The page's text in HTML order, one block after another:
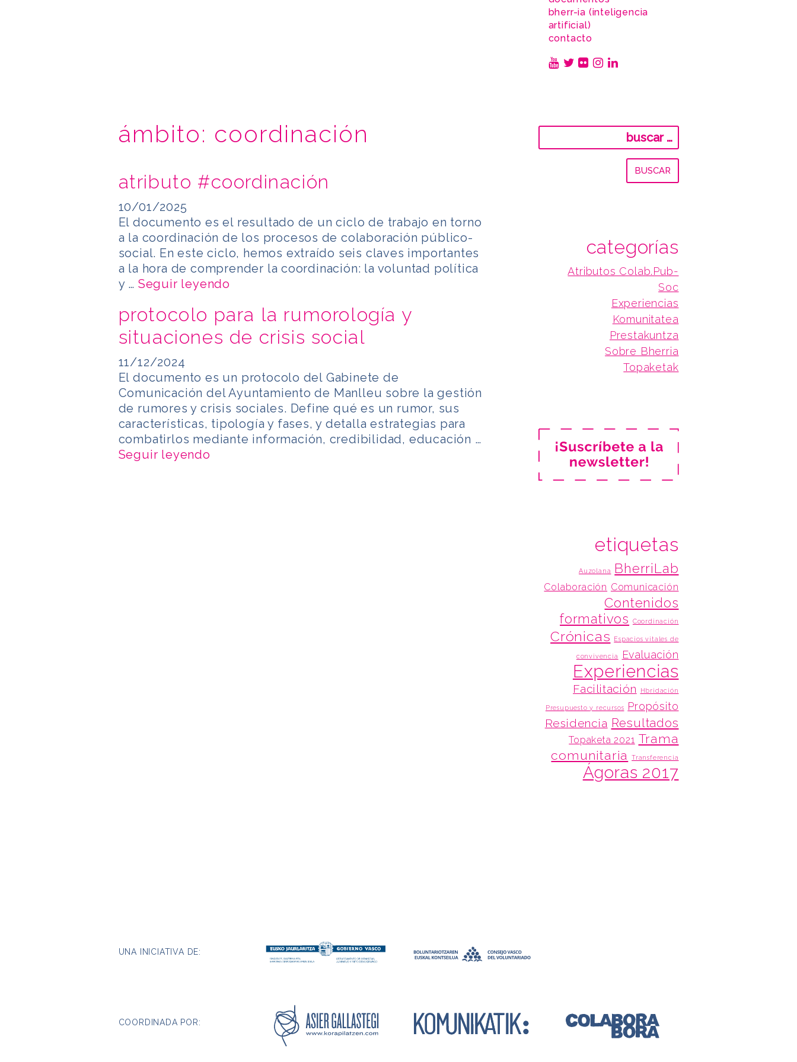
bherr-ia (inteligencia
artificial)
contacto
ámbito: coordinación
atributo #coordinación
10/01/2025
El documento es el resultado de un ciclo de trabajo en torno
a la coordinación de los procesos de colaboración público-
social. En este ciclo, hemos extraído seis claves importantes
a la hora de comprender la coordinación: la voluntad política
y … Seguir leyendo
protocolo para la rumorología y
situaciones de crisis social
11/12/2024
El documento es un protocolo del Gabinete de
Comunicación del Ayuntamiento de Manlleu sobre la gestión
de rumores y crisis sociales. Define qué es un rumor, sus
características, tipología y fases, y detalla estrategias para
combatirlos mediante información, credibilidad, educación …
Seguir leyendo
categorías
Atributos Colab.Pub-
Soc
Experiencias
Komunitatea
Prestakuntza
Sobre Bherria
Topaketak
etiquetas
Auzolana BherriLab
Colaboración Comunicación
Contenidos
formativos
Coordinación
Crónicas Espacios vitales de
convivencia Evaluación
Experiencias
Facilitación Hbridación
Presupuesto y recursos Propósito
Residencia Resultados
Topaketa 2021 Trama
comunitaria
Transferencia
Ágoras 2017
UNA INICIATIVA DE:
COORDINADA POR: